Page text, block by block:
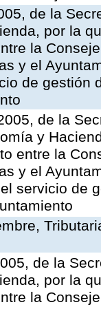
de la
por la
la
y el
de gestión
de la
y
entre la
y el
servicio de
de la
por la
la